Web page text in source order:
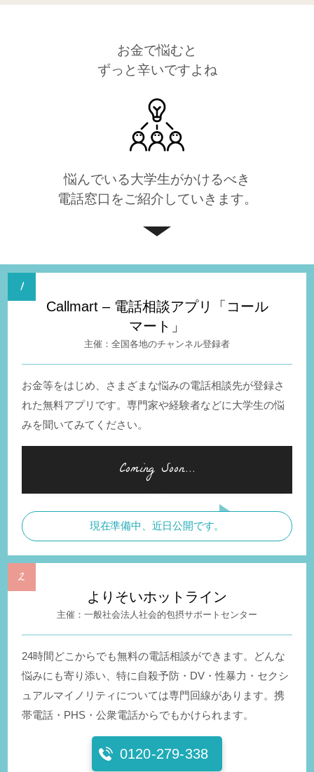
お金で悩むと
ずっと辛いですよね
悩んでいる大学生がかけるべき
電話窓口をご紹介していきます。
Callmart – 電話相談アプリ「コール
マート」
全国各地のチャンネル登録者
お金等をはじめ、さまざまな悩みの電話相談先が登録さ
れた無料アプリです。専門家や経験者などに大学生の悩
みを聞いてみてください。
現在準備中、近日公開です。
よりそいホットライン
一般社会法人社会的包摂サポートセンター
24時間どこからでも無料の電話相談ができます。どんな
悩みにも寄り添い、特に自殺予防・DV・性暴力・セクシ
ュアルマイノリティについては専門回線があります。携
帯電話・PHS・公衆電話からでもかけられます。
0120-279-338